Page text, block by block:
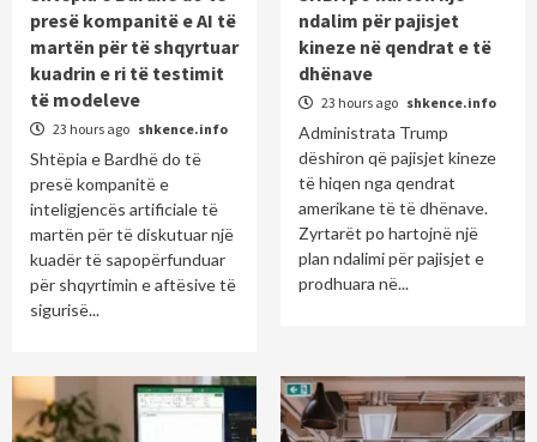
presë kompanitë e AI të
martën për të shqyrtuar
kuadrin e ri të testimit
të modeleve
23 hours ago shkence.info
Shtëpia e Bardhë do të
presë kompanitë e
inteligjencës artificiale të
martën për të diskutuar një
kuadër të sapopërfunduar
për shqyrtimin e aftësive të
sigurisë...
ndalim për pajisjet
kineze në qendrat e të
dhënave
23 hours ago shkence.info
Administrata Trump
dëshiron që pajisjet kineze
të hiqen nga qendrat
amerikane të të dhënave.
Zyrtarët po hartojnë një
plan ndalimi për pajisjet e
prodhuara në...